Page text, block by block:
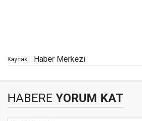
Kaynak: Haber Merkezi
HABERE YORUM KAT